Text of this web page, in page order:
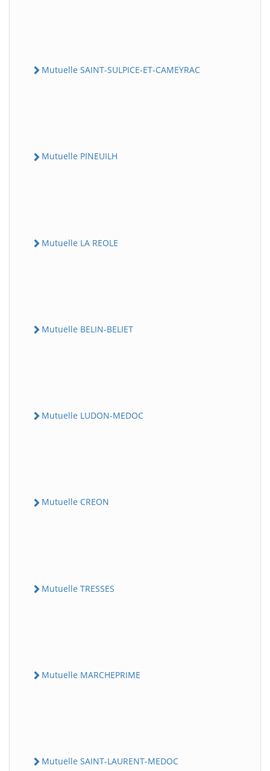
Mutuelle SAINT-SULPICE-ET-CAMEYRAC
Mutuelle PINEUILH
Mutuelle LA REOLE
Mutuelle BELIN-BELIET
Mutuelle LUDON-MEDOC
Mutuelle CREON
Mutuelle TRESSES
Mutuelle MARCHEPRIME
Mutuelle SAINT-LAURENT-MEDOC